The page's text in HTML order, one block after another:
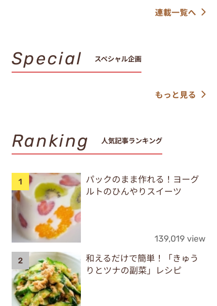
連載一覧へ
Special スペシャル企画
もっと見る
Ranking 人気記事ランキング
パックのまま作れる！ヨーグ
ルトのひんやりスイーツ
139,019 view
和えるだけで簡単！「きゅう
りとツナの副菜」レシピ